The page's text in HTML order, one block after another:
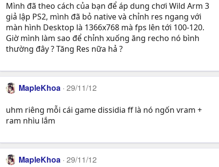
Mình đã theo cách của bạn để áp dung chơi Wild Arm 3
giả lập PS2, mình đã bỏ native và chỉnh res ngang với
màn hình Desktop là 1366x768 mà fps lên tới 100-120.
Giờ mình làm sao để chỉnh xuống ăng recho nó bình
thường đây ? Tăng Res nữa hả ?
MapleKhoa 29/11/12
uhm riêng mỗi cái game dissidia ff là nó ngốn vram +
ram nhìu lắm
MapleKhoa 29/11/12